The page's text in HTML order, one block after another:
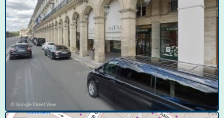
© Google Street View